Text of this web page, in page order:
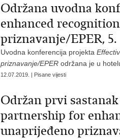
Održana uvodna
enhanced
priznavanje/EPER,
Uvodna konferencija projekta
priznavanje/EPER održana je u
12.07.2019. | Pisane vijesti
Održan prvi
partnership for
unaprijeđeno